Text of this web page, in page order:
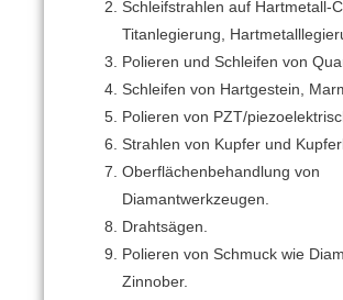
Schleifstrahlen auf Hartmetall-
Titanlegierung,
Polieren und Schleifen von
Schleifen von Hartgestein,
Polieren von PZT/
Strahlen von Kupfer und
Oberflächenbehandlung von
Diamantwerkzeugen.
Drahtsägen.
Polieren von Schmuck wie
Zinnober.